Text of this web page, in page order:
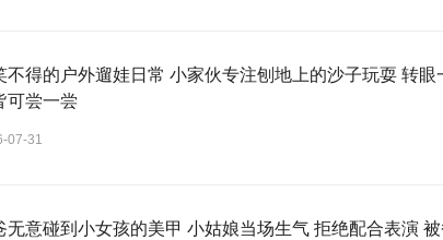
不得的户外遛娃日常 小家伙专注刨地上的沙子玩耍 转
可尝一尝
07-31
无意碰到小女孩的美甲 小姑娘当场生气 拒绝配合表演